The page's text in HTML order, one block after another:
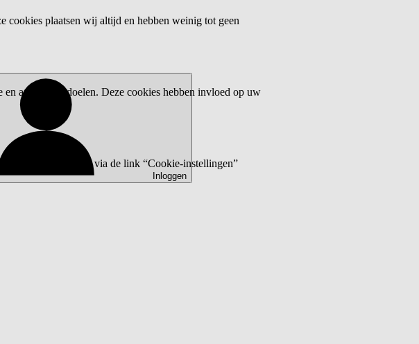
Inloggen
cookies plaatsen wij altijd en hebben weinig tot geen
advertentiedoelen. Deze cookies hebben invloed op uw
moment wijzigen via de link “Cookie-instellingen”